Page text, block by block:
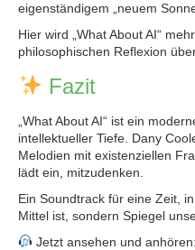
eigenständigem „neuem
Hier wird „What About AI“
philosophischen Reflexion
Fazit
„What About AI“ ist ein
intellektueller Tiefe. Dany
Melodien mit existenziellen
lädt ein, mitzudenken.
Ein Soundtrack für eine Zeit,
Mittel ist, sondern Spiegel
Jetzt ansehen und anhören: